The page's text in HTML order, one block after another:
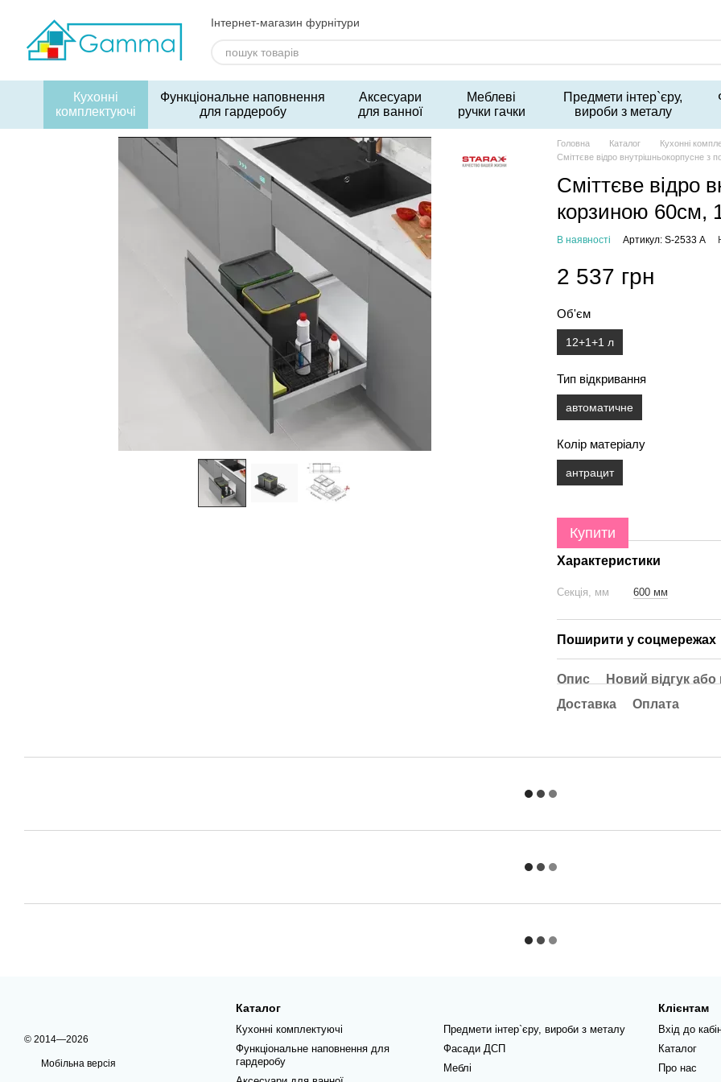
Інтернет-магазин фурнітури
Кухонні
комплектуючі
Функціональне наповнення
для гардеробу
Аксесуари
для ванної
Меблеві
ручки гачки
Предмети інтер`єру,
вироби з металу
Головна Каталог Кухонні
Сміттєве відро внутрішньокорпусне з
Сміттєве відро
корзиною 60см,
В наявності Артикул: S-2533 А
2 537 грн
Об'єм
12+1+1 л
Тип відкривання
автоматичне
Колір матеріалу
антрацит
Купити
Характеристики
Секція, мм 600 мм
Поширити у соцмережах
Опис
Новий відгук
Доставка
Оплата
© 2014—2026
Мобільна версія
Каталог
Кухонні комплектуючі
Функціональне наповнення для
гардеробу
Предмети інтер`єру, вироби з металу
Фасади ДСП
Меблі
Клієнтам
Вхід до
Каталог
Про нас